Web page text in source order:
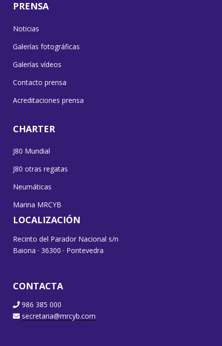
PRENSA
Noticias
Galerías fotográficas
Galerías vídeos
Contacto prensa
Acreditaciones prensa
CHARTER
J80 Mundial
J80 otras regatas
Neumáticas
Marina MRCYB
LOCALIZACIÓN
Recinto del Parador Nacional s/n
Baiona · 36300 · Pontevedra
CONTACTA
986 385 000
secretaria@mrcyb.com